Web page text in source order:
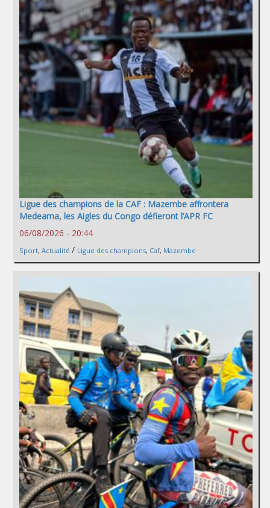
Ligue des champions de la CAF : Mazembe affrontera
Medeama, les Aigles du Congo défieront l’APR FC
06/08/2026 - 20:44
Sport, Actualité / Ligue des champions, Caf, Mazembe